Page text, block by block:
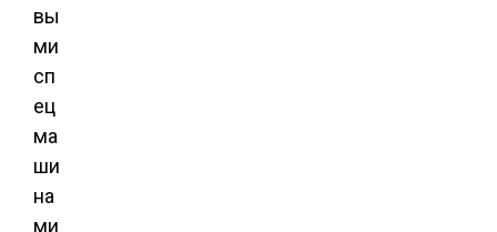
вы
ми
сп
ец
ма
ши
на
ми